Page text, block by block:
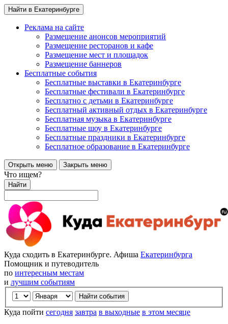
Найти в Екатеринбурге
Реклама на сайте
Размещение анонсов мероприятий
Размещение ресторанов и кафе
Размещение мест и площадок
Размещение баннеров
Бесплатные события
Бесплатные выставки в Екатеринбурге
Бесплатные фестивали в Екатеринбурге
Бесплатно с детьми в Екатеринбурге
Бесплатный активный отдых в Екатеринбурге
Бесплатная музыка в Екатеринбурге
Бесплатные шоу в Екатеринбурге
Бесплатные праздники в Екатеринбурге
Бесплатное образование в Екатеринбурге
Открыть меню Закрыть меню
Что ищем?
Найти
Куда сходить в Екатеринбурге. Афиша Екатеринбурга
Помощник и путеводитель
по интересным местам
и лучшим событиям
Куда пойти сегодня завтра в выходные в этом месяце